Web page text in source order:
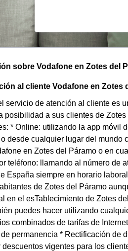
sobre Vodafone en Zotes del
al cliente Vodafone en Zotes
servicio de atención al cliente es
posibilidad a sus clientes de
* Online: utilizando la app móvil
desde cualquier lugar del mundo
en Zotes del Páramo o en
teléfono: llamando al número de
España siempre en horario
de Zotes del Páramo
en el esTablecimiento de Zotes
puedes hacer utilizando
combinados de tarifas de
permanencia * Rectificación de
descuentos vigentes para los